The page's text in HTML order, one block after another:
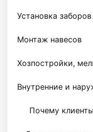
Установка заборов
Монтаж навесов
Хозпостройки,
Внутренние и